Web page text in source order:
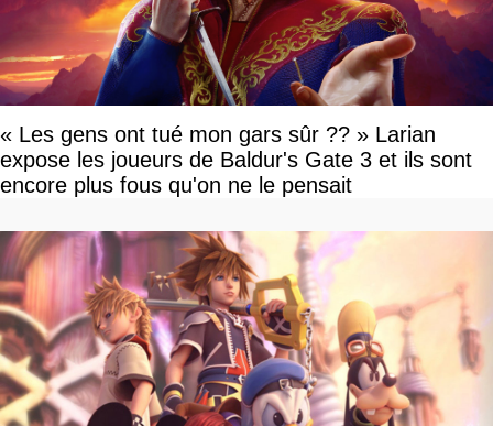
« Les gens ont tué mon gars sûr ?? » Larian
expose les joueurs de Baldur's Gate 3 et ils sont
encore plus fous qu'on ne le pensait